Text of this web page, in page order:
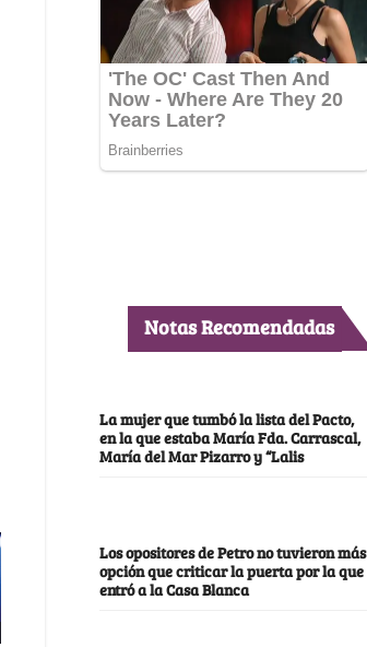
Notas Recomendadas
La mujer que tumbó la lista del Pacto,
en la que estaba María Fda. Carrascal,
María del Mar Pizarro y “Lalis
Los opositores de Petro no tuvieron más
opción que criticar la puerta por la que
entró a la Casa Blanca